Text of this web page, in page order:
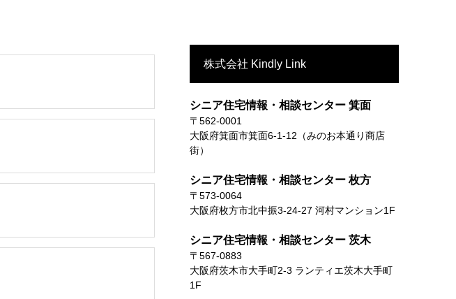
株式会社 Kindly Link
シニア住宅情報・相談センター 箕面
〒562-0001
大阪府箕面市箕面6-1-12（みのお本通り商店
街）
シニア住宅情報・相談センター 枚方
〒573-0064
大阪府枚方市北中振3-24-27 河村マンション1F
シニア住宅情報・相談センター 茨木
〒567-0883
大阪府茨木市大手町2-3 ランティエ茨木大手町
1F